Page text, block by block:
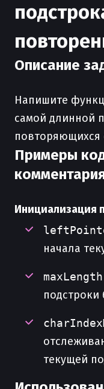
Описание
Напишите
самой длинной
повторяющихся
Примеры
Инициализация
начала
maxLength
подстроки
текущей